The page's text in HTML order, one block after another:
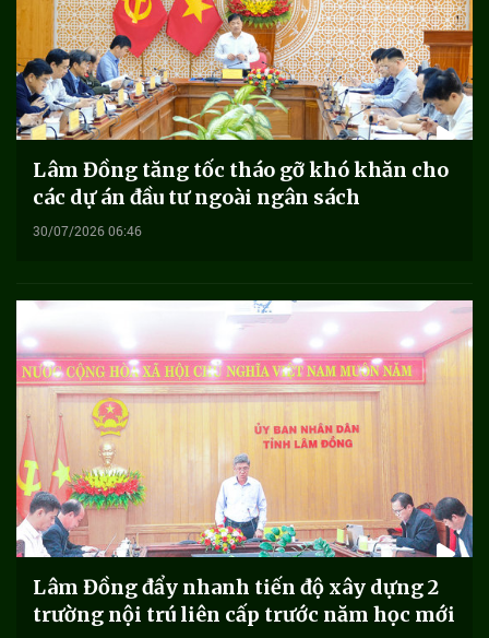
Lâm Đồng tăng tốc tháo gỡ khó khăn cho
các dự án đầu tư ngoài ngân sách
30/07/2026 06:46
Lâm Đồng đẩy nhanh tiến độ xây dựng 2
trường nội trú liên cấp trước năm học mới